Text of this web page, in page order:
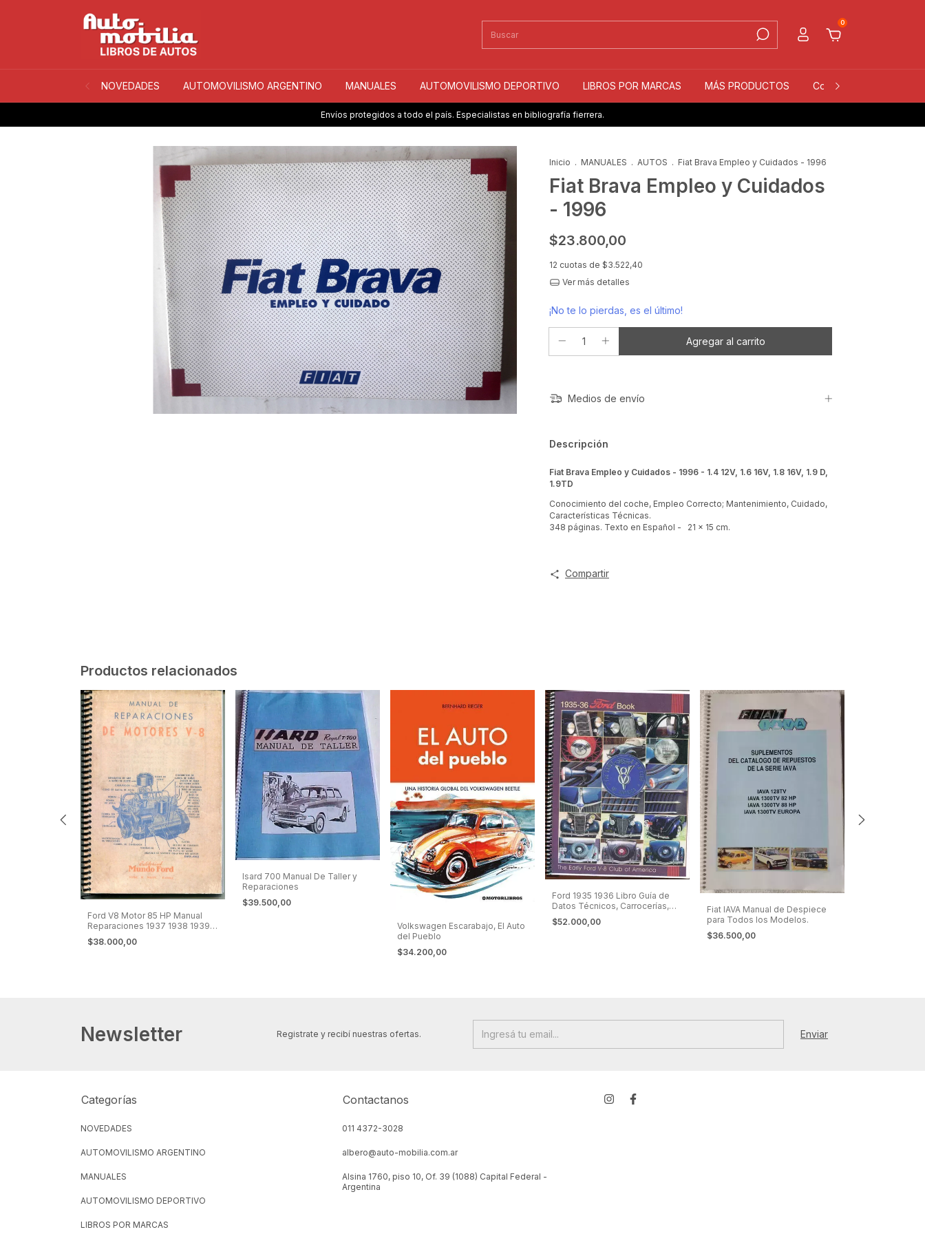
0
NOVEDADES AUTOMOVILISMO ARGENTINO MANUALES AUTOMOVILISMO DEPORTIVO LIBROS POR MARCAS MÁS PRODUCTOS Contacto
Envíos protegidos a todo el país. Especialistas en bibliografía fierrera.
Inicio . MANUALES . AUTOS . Fiat Brava Empleo y Cuidados - 1996
Fiat Brava Empleo y Cuidados
- 1996
$23.800,00
12 cuotas de $3.522,40
Ver más detalles
¡No te lo pierdas, es el último!
Medios de envío
Descripción
Fiat Brava Empleo y Cuidados - 1996 - 1.4 12V, 1.6 16V, 1.8 16V, 1.9 D,
1.9TD
Conocimiento del coche, Empleo Correcto; Mantenimiento, Cuidado,
Características Técnicas.
348 páginas. Texto en Español - 21 x 15 cm.
Compartir
Productos relacionados
Ford V8 Motor 85 HP Manual
Reparaciones 1937 1938 1939
1940 hasta 1946
$38.000,00
Isard 700 Manual De Taller y
Reparaciones
$39.500,00
Volkswagen Escarabajo, El Auto
del Pueblo
$34.200,00
Ford 1935 1936 Libro Guía de
Datos Técnicos, Carrocerías,
Etc.
$52.000,00
Fiat IAVA Manual de Despiece
para Todos los Modelos.
$36.500,00
Newsletter Registrate y recibí nuestras ofertas.
Categorías
NOVEDADES
AUTOMOVILISMO ARGENTINO
MANUALES
AUTOMOVILISMO DEPORTIVO
LIBROS POR MARCAS
Contactanos
011 4372-3028
albero@auto-mobilia.com.ar
Alsina 1760, piso 10, Of. 39 (1088) Capital Federal -
Argentina